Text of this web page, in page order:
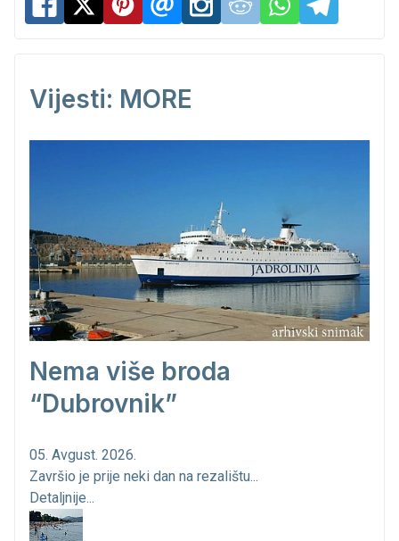
Vijesti: MORE
Nema više broda
“Dubrovnik”
05. Avgust. 2026.
Završio je prije neki dan na rezalištu...
Detaljnije...